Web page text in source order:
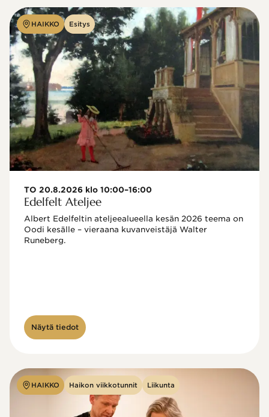
HAIKKO Esitys
TO 20.8.2026 klo 10:00–16:00
Edelfelt Ateljee
Albert Edelfeltin ateljeealueella kesän 2026 teema on
Oodi kesälle – vieraana kuvanveistäjä Walter
Näytä tiedot
HAIKKO Haikon viikkotunnit Liikunta